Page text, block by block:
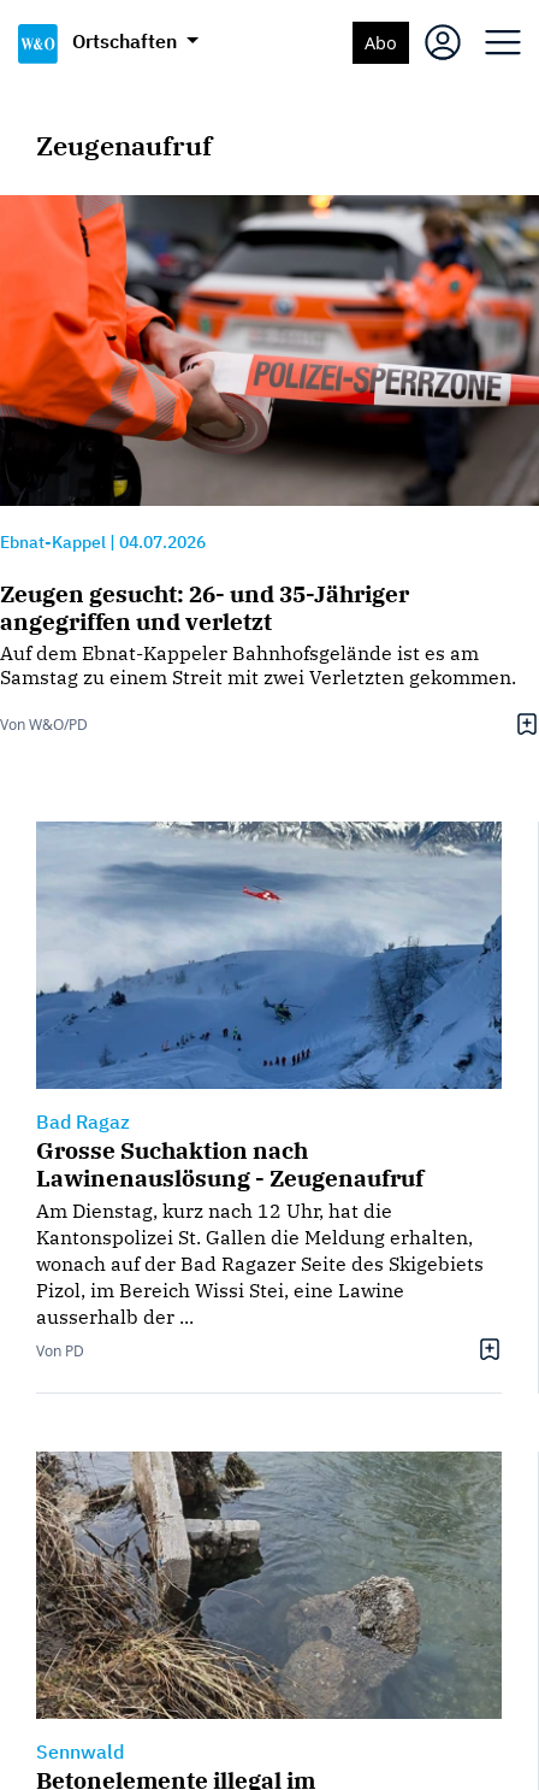
Ortschaften Abo
Zeugenaufruf
Ebnat-Kappel 04.07.2026
Zeugen gesucht: 26- und 35-Jähriger
angegriffen und verletzt
Auf dem Ebnat-Kappeler Bahnhofsgelände ist es am
Samstag zu einem Streit mit zwei Verletzten gekommen.
Von W&O/PD
Bad Ragaz
Grosse Suchaktion nach
Lawinenauslösung - Zeugenaufruf
Am Dienstag, kurz nach 12 Uhr, hat die
Kantonspolizei St. Gallen die Meldung erhalten,
wonach auf der Bad Ragazer Seite des Skigebiets
Pizol, im Bereich Wissi Stei, eine Lawine
ausserhalb der ...
Von PD
Sennwald
Betonelemente illegal im